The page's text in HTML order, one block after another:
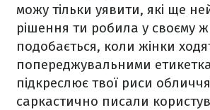
можу тільки уявити, які ще
рішення ти робила у своєму
подобається, коли жінки
попереджувальними
підкреслює твої риси
саркастично писали